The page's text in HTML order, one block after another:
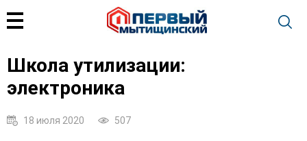
Школа утилизации:
электроника
18 июля 2020 507